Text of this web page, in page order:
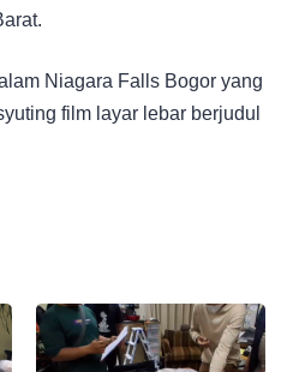
Niagara Falls Bogor yang
film layar lebar berjudul